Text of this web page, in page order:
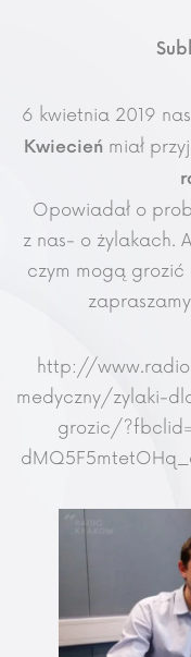
6 kwietnia 2019
Kwiecień miał
Opowiadał o
z nas- o żylakach.
czym mogą grozić
http://
medyczny/zylaki-
grozic/